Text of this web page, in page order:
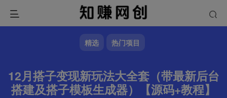
精选 热门项目
12月搭子变现新玩法大全套（带最新后台
搭建及搭子模板生成器）【源码+教程】